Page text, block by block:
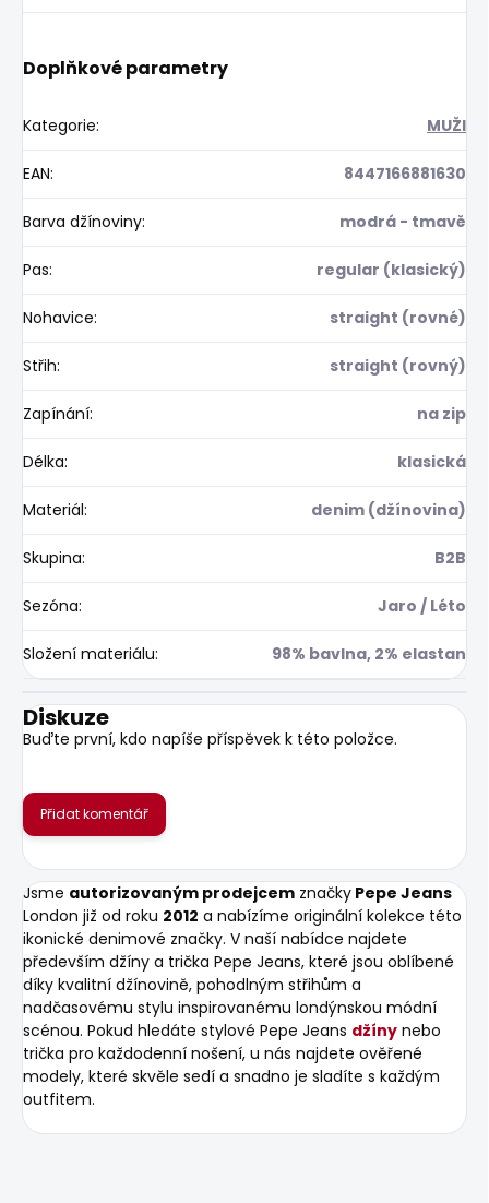
Doplňkové parametry
Kategorie: MUŽI
EAN: 8447166881630
Barva džínoviny: modrá - tmavě
Pas: regular (klasický)
Nohavice: straight (rovné)
Střih: straight (rovný)
Zapínání: na zip
Délka: klasická
Materiál: denim (džínovina)
Skupina: B2B
Sezóna: Jaro / Léto
Složení materiálu: 98% bavlna, 2% elastan
Diskuze
Buďte první, kdo napíše příspěvek k této položce.
Přidat komentář
Jsme autorizovaným prodejcem značky Pepe Jeans
London již od roku 2012 a nabízíme originální kolekce této
ikonické denimové značky. V naší nabídce najdete
především džíny a trička Pepe Jeans, které jsou oblíbené
díky kvalitní džínovině, pohodlným střihům a
nadčasovému stylu inspirovanému londýnskou módní
scénou. Pokud hledáte stylové Pepe Jeans džíny nebo
trička pro každodenní nošení, u nás najdete ověřené
modely, které skvěle sedí a snadno je sladíte s každým
outfitem.